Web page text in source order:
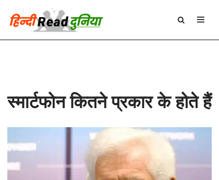
Skip
to
स्मार्टफोन कितने प्रकार के होते हैं